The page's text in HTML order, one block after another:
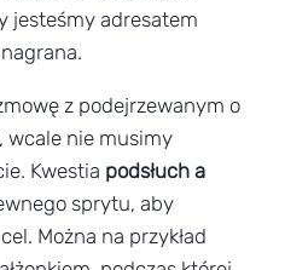
jesteśmy adresatem
z podejrzewanym o
wcale nie musimy
Kwestia podsłuch a
sprytu, aby
Można na przykład